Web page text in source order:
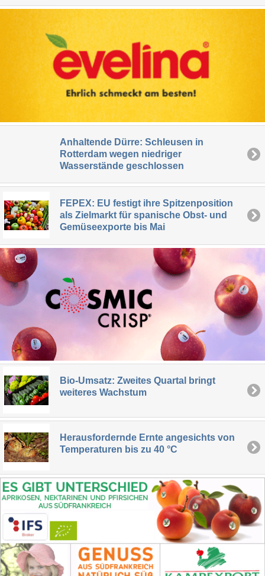
Anhaltende Dürre: Schleusen in
Rotterdam wegen niedriger
Wasserstände geschlossen
FEPEX: EU festigt ihre Spitzenposition
als Zielmarkt für spanische Obst- und
Gemüseexporte bis Mai
Bio-Umsatz: Zweites Quartal bringt
weiteres Wachstum
Herausfordernde Ernte angesichts von
Temperaturen bis zu 40 °C